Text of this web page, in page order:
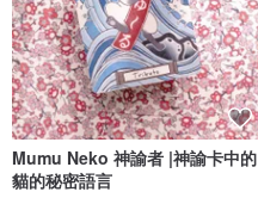
Mumu Neko 神諭者 |神諭卡中的
貓的秘密語言